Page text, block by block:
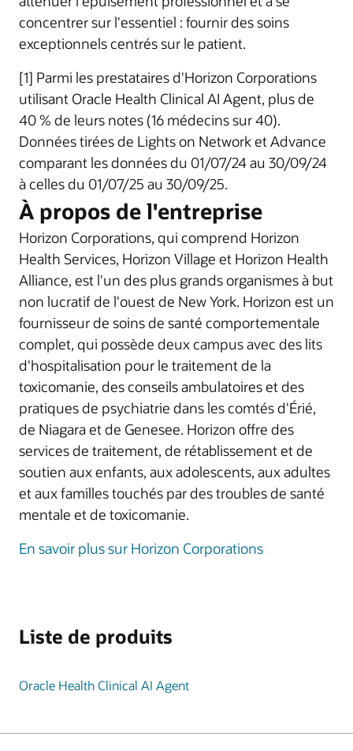
concentrer sur l'essentiel : fournir des soins
exceptionnels centrés sur le patient.
[1] Parmi les prestataires d'Horizon Corporations
utilisant Oracle Health Clinical AI Agent, plus de
40 % de leurs notes (16 médecins sur 40).
Données tirées de Lights on Network et Advance
comparant les données du 01/07/24 au 30/09/24
à celles du 01/07/25 au 30/09/25.
À propos de l'entreprise
Horizon Corporations, qui comprend Horizon
Health Services, Horizon Village et Horizon Health
Alliance, est l'un des plus grands organismes à but
non lucratif de l'ouest de New York. Horizon est un
fournisseur de soins de santé comportementale
complet, qui possède deux campus avec des lits
d'hospitalisation pour le traitement de la
toxicomanie, des conseils ambulatoires et des
pratiques de psychiatrie dans les comtés d'Érié,
de Niagara et de Genesee. Horizon offre des
services de traitement, de rétablissement et de
soutien aux enfants, aux adolescents, aux adultes
et aux familles touchés par des troubles de santé
mentale et de toxicomanie.
En savoir plus sur Horizon Corporations
Liste de produits
Oracle Health Clinical AI Agent